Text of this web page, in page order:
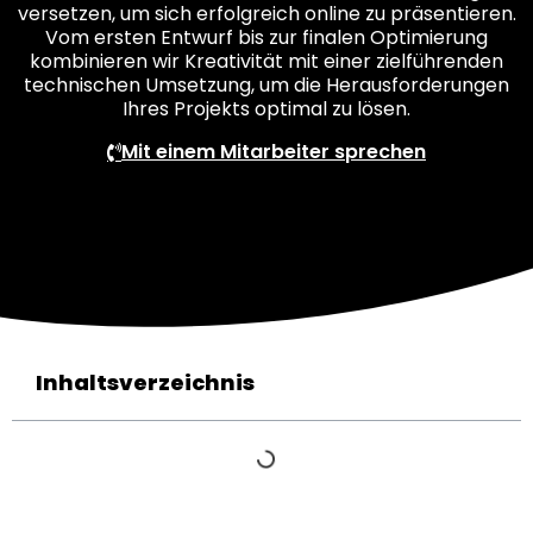
versetzen, um sich erfolgreich online zu präsentieren.
Vom ersten Entwurf bis zur finalen Optimierung
kombinieren wir Kreativität mit einer zielführenden
technischen Umsetzung, um die Herausforderungen
Ihres Projekts optimal zu lösen.
Mit einem Mitarbeiter sprechen
Inhaltsverzeichnis